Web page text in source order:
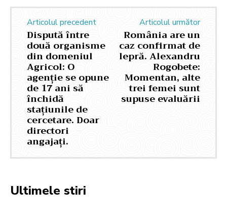
Articolul precedent
Dispută între
două organisme
din domeniul
Agricol: O
agenție se opune
de 17 ani să
închidă
stațiunile de
cercetare. Doar
directori
angajați.
Articolul următor
România are un
caz confirmat de
lepră. Alexandru
Rogobete:
Momentan, alte
trei femei sunt
supuse evaluării
Ultimele stiri